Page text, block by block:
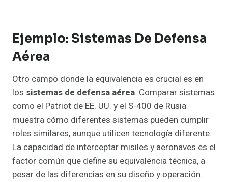
Ejemplo: Sistemas De Defensa
Aérea
Otro campo donde la equivalencia es crucial es en
los sistemas de defensa aérea. Comparar sistemas
como el Patriot de EE. UU. y el S-400 de Rusia
muestra cómo diferentes sistemas pueden cumplir
roles similares, aunque utilicen tecnología diferente.
La capacidad de interceptar misiles y aeronaves es el
factor común que define su equivalencia técnica, a
pesar de las diferencias en su diseño y operación.